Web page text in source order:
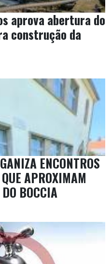
aprova abertura do
construção da
ENCONTROS
APROXIMAM
BOCCIA